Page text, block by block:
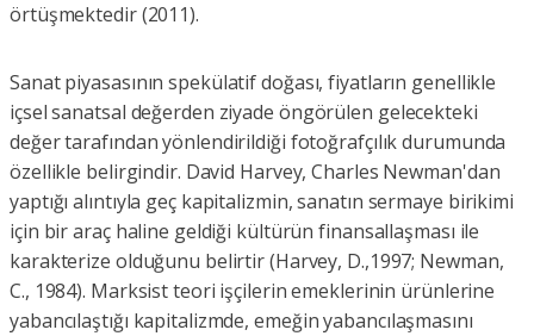
örtüşmektedir (2011).
Sanat piyasasının spekülatif doğası, fiyatların genellikle
içsel sanatsal değerden ziyade öngörülen gelecekteki
değer tarafından yönlendirildiği fotoğrafçılık durumunda
özellikle belirgindir. David Harvey, Charles Newman'dan
yaptığı alıntıyla geç kapitalizmin, sanatın sermaye birikimi
için bir araç haline geldiği kültürün finansallaşması ile
karakterize olduğunu belirtir (Harvey, D.,1997; Newman,
C., 1984). Marksist teori işçilerin emeklerinin ürünlerine
yabancılaştığı kapitalizmde, emeğin yabancılaşmasını